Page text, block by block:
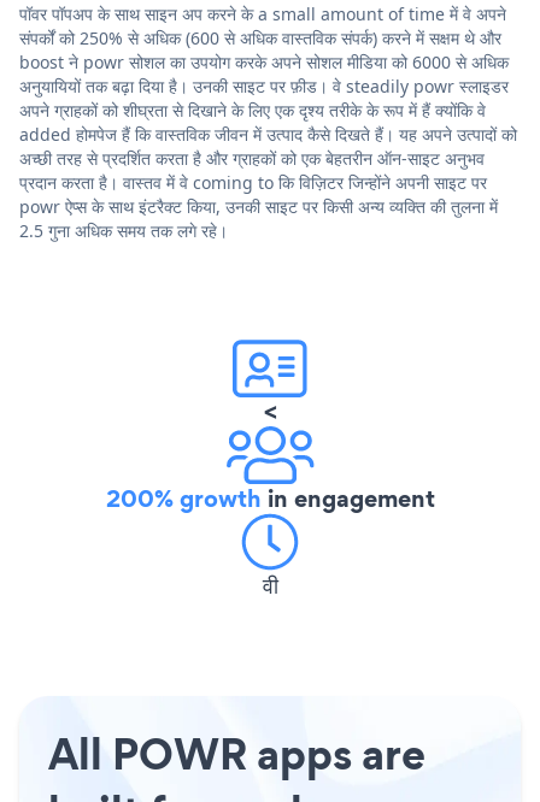
पॉवर पॉपअप के साथ साइन अप करने के a small amount of time में वे अपने
संपर्कों को 250% से अधिक (600 से अधिक वास्तविक संपर्क) करने में सक्षम थे और
boost ने powr सोशल का उपयोग करके अपने सोशल मीडिया को 6000 से अधिक
अनुयायियों तक बढ़ा दिया है। उनकी साइट पर फ़ीड। वे steadily powr स्लाइडर
अपने ग्राहकों को शीघ्रता से दिखाने के लिए एक दृश्य तरीके के रूप में हैं क्योंकि वे
added होमपेज हैं कि वास्तविक जीवन में उत्पाद कैसे दिखते हैं। यह अपने उत्पादों को
अच्छी तरह से प्रदर्शित करता है और ग्राहकों को एक बेहतरीन ऑन-साइट अनुभव
प्रदान करता है। वास्तव में वे coming to कि विज़िटर जिन्होंने अपनी साइट पर
powr ऐप्स के साथ इंटरैक्ट किया, उनकी साइट पर किसी अन्य व्यक्ति की तुलना में
2.5 गुना अधिक समय तक लगे रहे।
<
200% growth in engagement
वी
All POWR apps are